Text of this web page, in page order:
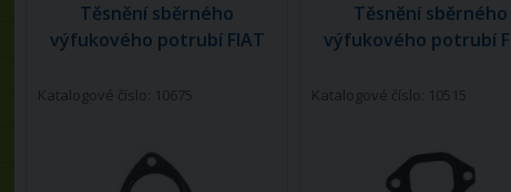
Těsnění sběrného
výfukového potrubí FIAT
Katalogové číslo: 10675
Těsnění sběrného
výfukového potrubí
Katalogové číslo: 10515